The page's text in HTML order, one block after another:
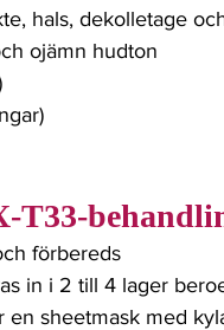
hals, dekolletage
ojämn hudton
T33-
förbereds
in i 2 till 4 lager
en sheetmask med